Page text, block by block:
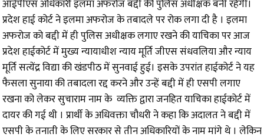
आईपीएस अधिकारी इलमा अफरोज बद्दी की पुलिस अधीक्षक बनी रहेगी।
प्रदेश हाई कोर्ट ने इलमा अफरोज के तबादले पर रोक लगा दी है । इलमा
अफरोज को बद्दी में ही पुलिस अधीक्षक लगाए रखने की याचिका पर आज
प्रदेश हाईकोर्ट में मुख्य न्यायाधीश न्याय मूर्ति जीएस संधवलिया और न्याय
मूर्ति सत्येंद्र विद्या की खंडपीठ में सुनवाई हुई। इसके उपरांत हाईकोर्ट ने यह
फैसला सुनाया की तबादला रद्द करने और उन्हें बद्दी में ही एसपी लगाए
रखना को लेकर सुचाराम नाम के व्यक्ति द्वारा जनहित याचिका हाईकोर्ट में
दायर की गई थी । प्रार्थी के अधिवक्ता चौधरी ने कहा कि अदालत ने बद्दी में
एसपी के तनाती के लिए सरकार से तीन अधिकारियों के नाम मांगे थे । लेकिन